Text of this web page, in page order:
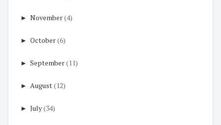
► November(4)
► October(6)
► September(11)
► August(12)
► July(34)